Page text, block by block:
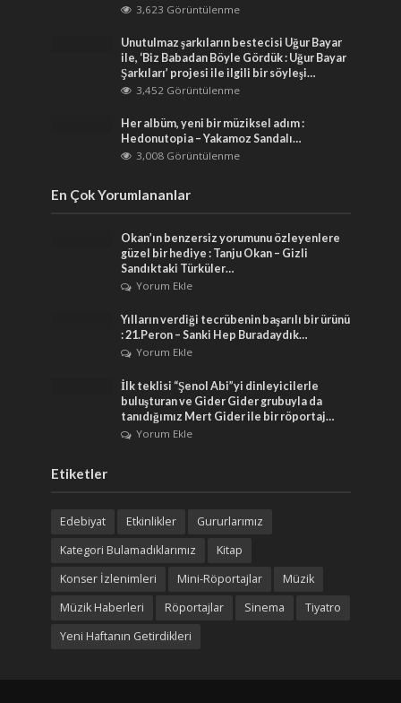
3,623 Görüntülenme
Unutulmaz şarkıların bestecisi Uğur Bayar
ile, ‘Biz Babadan Böyle Gördük : Uğur Bayar
Şarkıları’ projesi ile ilgili bir söyleşi…
3,452 Görüntülenme
Her albüm, yeni bir müziksel adım :
Hedonutopia – Yakamoz Sandalı…
3,008 Görüntülenme
En Çok Yorumlananlar
Okan’ın benzersiz yorumunu özleyenlere
güzel bir hediye : Tanju Okan – Gizli
Sandıktaki Türküler…
Yorum Ekle
Yılların verdiği tecrübenin başarılı bir ürünü
: 21.Peron – Sanki Hep Buradaydık…
Yorum Ekle
İlk teklisi “Şenol Abi”yi dinleyicilerle
buluşturan ve Gider Gider grubuyla da
tanıdığımız Mert Gider ile bir röportaj…
Yorum Ekle
Etiketler
Edebiyat Etkinlikler
Gururlarımız
Kategori Bulamadıklarımız
Kitap
Konser İzlenimleri
Mini-Röportajlar
Müzik
Müzik Haberleri
Röportajlar Sinema
Tiyatro
Yeni Haftanın Getirdikleri